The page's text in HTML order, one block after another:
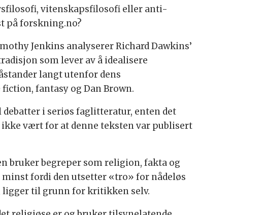
vitenskapsfilosofi eller anti-
på forskning.no?
Jenkins analyserer Richard Dawkins’
som lever av å idealisere
langt utenfor dens
fantasy og Dan Brown.
i seriøs faglitteratur, enten det
vært for at denne teksten var publisert
bruker begreper som religion, fakta og
fordi den utsetter «tro» for nådeløs
til grunn for kritikken selv.